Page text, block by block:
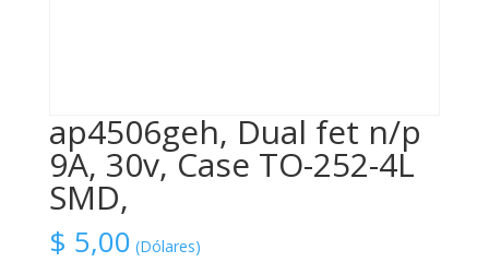
ap4506geh, Dual fet n/p
9A, 30v, Case TO-252-4L
SMD,
$ 5,00 (Dólares)